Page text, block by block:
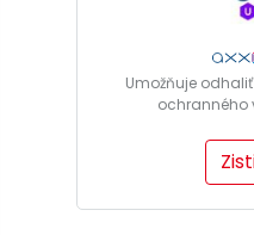
Umožňuje
ochranného